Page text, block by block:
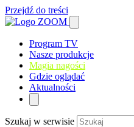
Przejdź do treści
Program TV
Nasze produkcje
Magia nagości
Gdzie oglądać
Aktualności
Szukaj w serwisie